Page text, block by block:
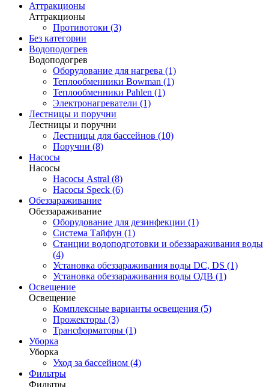
Аттракционы
Аттракционы
Противотоки (3)
Без категории
Водоподогрев
Водоподогрев
Оборудование для нагрева (1)
Теплообменники Bowman (1)
Теплообменники Pahlen (1)
Электронагреватели (1)
Лестницы и поручни
Лестницы и поручни
Лестницы для бассейнов (10)
Поручни (8)
Насосы
Насосы
Насосы Astral (8)
Насосы Speck (6)
Обеззараживание
Обеззараживание
Оборудование для дезинфекции (1)
Система Тайфун (1)
Станции водоподготовки и обеззараживания воды
(4)
Установка обеззараживания воды DC, DS (1)
Установка обеззараживания воды ОДВ (1)
Освещение
Освещение
Комплексные варианты освещения (5)
Прожекторы (3)
Трансформаторы (1)
Уборка
Уборка
Уход за бассейном (4)
Фильтры
Фильтры